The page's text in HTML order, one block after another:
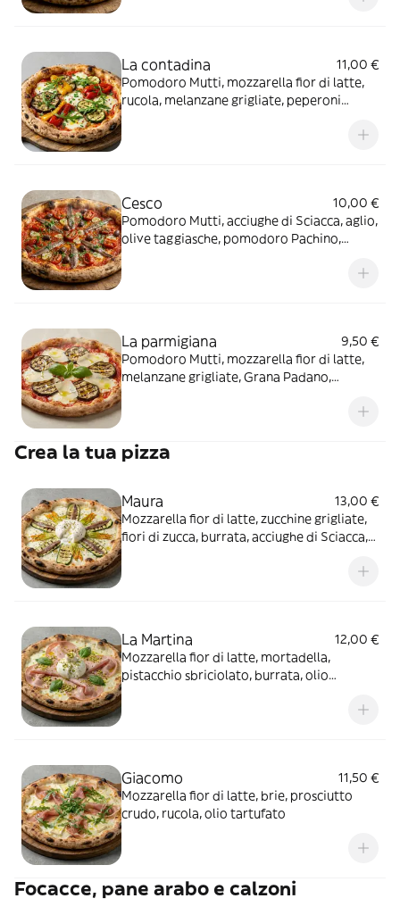
La contadina
11,00 €
Pomodoro Mutti, mozzarella fior di latte,
rucola, melanzane grigliate, peperoni
Cesco
10,00 €
Pomodoro Mutti, acciughe di Sciacca, aglio,
olive taggiasche, pomodoro Pachino,
La parmigiana
9,50 €
Pomodoro Mutti, mozzarella fior di latte,
melanzane grigliate, Grana Padano,
Crea la tua pizza
Maura
13,00 €
Mozzarella fior di latte, zucchine grigliate,
fiori di zucca, burrata, acciughe di Sciacca,
La Martina
12,00 €
Mozzarella fior di latte, mortadella,
pistacchio sbriciolato, burrata, olio
Giacomo
11,50 €
Mozzarella fior di latte, brie, prosciutto
crudo, rucola, olio tartufato
Focacce, pane arabo e calzoni